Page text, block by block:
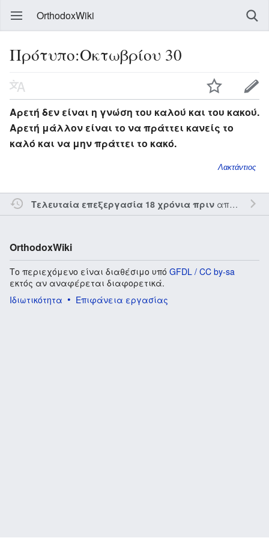
OrthodoxWiki
Πρότυπο:Οκτωβρίου 30
Αρετή δεν είναι η γνώση του καλού και του κακού.
Αρετή μάλλον είναι το να πράττει κανείς το
καλό και να μην πράττει το κακό.
Λακτάντιος
Τελευταία επεξεργασία 18 χρόνια πριναπό τον την
OrthodoxWiki
Το περιεχόμενο είναι διαθέσιμο υπό GFDL / CC by-sa
εκτός αν αναφέρεται διαφορετικά.
Ιδιωτικότητα
Επιφάνεια εργασίας